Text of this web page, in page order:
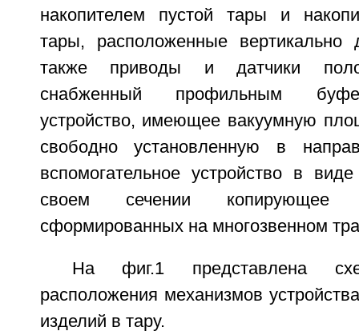
накопителем пустой тары и
тары, расположенные
также приводы и датчики
снабженный профильным
устройство, имеющее вакуумную
свободно установленную в
вспомогательное устройство в
своем сечении копирующее
сформированных на многозвенном
На фиг.1 представлена
расположения механизмов
изделий в тару.